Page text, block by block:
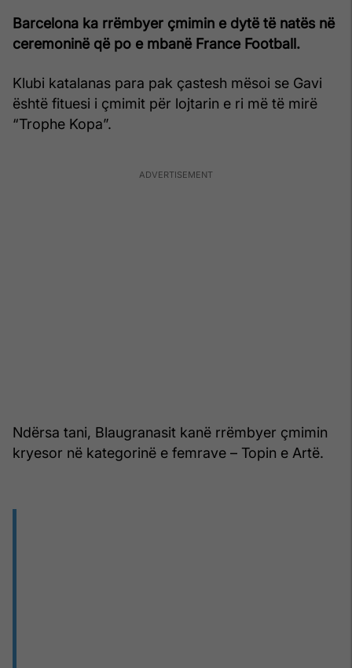
Barcelona ka rrëmbyer çmimin e dytë të natës në
ceremoninë që po e mbanë France Football.
Klubi katalanas para pak çastesh mësoi se Gavi
është fituesi i çmimit për lojtarin e ri më të mirë
“Trophe Kopa”.
Ndërsa tani, Blaugranasit kanë rrëmbyer çmimin
kryesor në kategorinë e femrave – Topin e Artë.